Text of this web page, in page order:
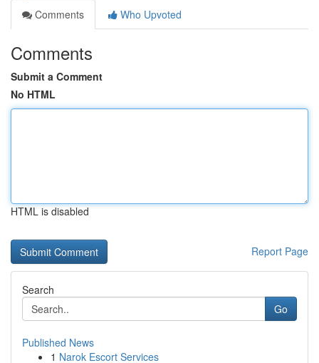
Comments
Who Upvoted
Comments
Submit a Comment
No HTML
HTML is disabled
Report Page
Search
Go
Published News
1 Narok Escort Services